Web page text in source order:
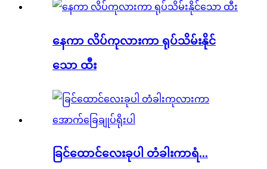
နေကာ လိပ်ကုလားကာ ရုပ်သိမ်းနိုင်
သော ထီး
ခြင်ထောင်လေးခုပါ တံခါးကာရံ...